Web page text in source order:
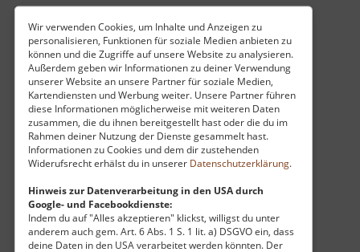
Wir verwenden Cookies, um Inhalte und Anzeigen zu
personalisieren, Funktionen für soziale Medien anbieten zu
können und die Zugriffe auf unsere Website zu analysieren.
Außerdem geben wir Informationen zu deiner Verwendung
unserer Website an unsere Partner für soziale Medien,
Kartendiensten und Werbung weiter. Unsere Partner führen
diese Informationen möglicherweise mit weiteren Daten
zusammen, die du ihnen bereitgestellt hast oder die du im
Rahmen deiner Nutzung der Dienste gesammelt hast.
Informationen zu Cookies und dem dir zustehenden
Widerufsrecht erhälst du in unserer Datenschutzerklärung.
Hinweis zur Datenverarbeitung in den USA durch
Google- und Facebookdienste:
Indem du auf "Alles akzeptieren" klickst, willigst du unter
anderem auch gem. Art. 6 Abs. 1 S. 1 lit. a) DSGVO ein, dass
deine Daten in den USA verarbeitet werden könnten. Der
Loučná
Wieselstein / Böhmisches Erzgebirge
aktuell vom 14.04.2024 / Zugriffe: 3394
44 km vom aktuellen Standort
Der Loučná (Wieselstein) ist ein Berg im
böhmischen Erzgebirge.. »
Loučná